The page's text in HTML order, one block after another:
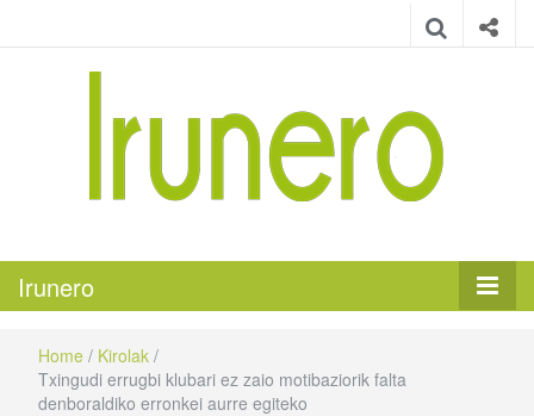
Irunero
Home / Kirolak /
Txingudi errugbi klubari ez zaio motibaziorik falta
denboraldiko erronkei aurre egiteko